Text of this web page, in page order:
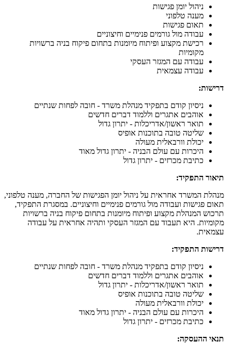
ניהול יומן פגישות
מענה טלפוני
תאום פגישות
עבודה מול גורמים פנימיים וחיצוניים
רכישת מקצוע ופיתוח מיומנות בתחום פיקוח בניה ברשויות
מקומיות
עבודה עם המגזר העסקי
עבודה עצמאית
דרישות:
ניסיון קודם בתפקיד מנהלת משרד - חובה לפחות שנתיים
אוהבים אתגרים וללמוד דברים חדשים
תואר ראשון/אדריכלות - יתרון גדול
שליטה טובה בתוכנות אופיס
יכולת וורבאלית מעולה
היכרות עם עולם הבניה - יתרון גדול מאוד
כתיבת מכרזים - יתרון גדול
תיאור התפקיד:
מנהלת המשרד אחראית על ניהול יומן הפגישות של החברה, מענה טלפוני,
תאום פגישות ועבודה מול גורמים פנימיים וחיצוניים. במסגרת התפקיד,
תרכוש המנהלת מקצוע ופיתוח מיומנות בתחום פיקוח בניה ברשויות
מקומיות. היא תעבוד עם המגזר העסקי ותהיה אחראית על עבודה
עצמאית.
דרישות התפקיד:
ניסיון קודם בתפקיד מנהלת משרד - חובה לפחות שנתיים
אוהבים אתגרים וללמוד דברים חדשים
תואר ראשון/אדריכלות - יתרון גדול
שליטה טובה בתוכנות אופיס
יכולת וורבאלית מעולה
היכרות עם עולם הבניה - יתרון גדול מאוד
כתיבת מכרזים - יתרון גדול
תנאי ההעסקה: